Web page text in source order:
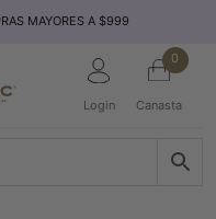
MAYORES A $999
Login
0
Canasta